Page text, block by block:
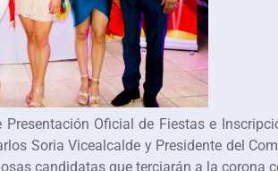
Oficial de Fiestas e
Soria Vicealcalde y Presidente del
candidatas que terciarán a la corona